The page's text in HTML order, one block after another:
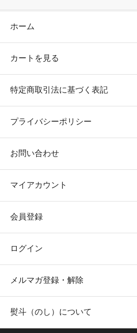
ホーム
カートを見る
特定商取引法に基づく表記
プライバシーポリシー
お問い合わせ
マイアカウント
会員登録
ログイン
メルマガ登録・解除
熨斗（のし）について